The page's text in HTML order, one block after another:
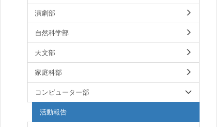
演劇部
自然科学部
天文部
家庭科部
コンピューター部
活動報告